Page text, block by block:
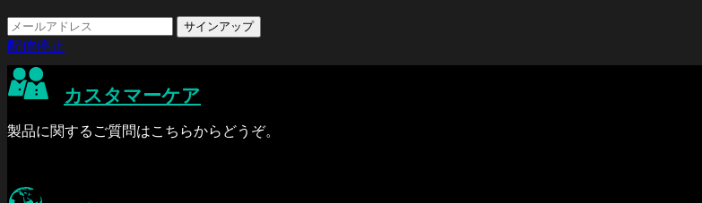
配信停止
カスタマーケア
製品に関するご質問はこちらからどうぞ。